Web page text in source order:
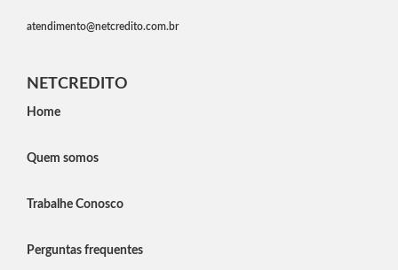
atendimento@netcredito.com.br
NETCREDITO
Home
Quem somos
Trabalhe Conosco
Perguntas frequentes